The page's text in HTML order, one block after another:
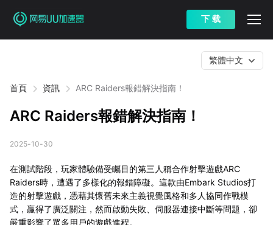
下 载
首頁 資訊 ARC Raiders報錯解決指南！
繁體中文
ARC Raiders報錯解決指南！
2025-10-30
在測試階段，玩家體驗備受矚目的第三人稱合作射擊遊戲ARC
Raiders時，遭遇了多樣化的報錯障礙。這款由Embark Studios打
造的射擊遊戲，憑藉其懷舊未來主義視覺風格和多人協同作戰模
式，贏得了廣泛關注，然而啟動失敗、伺服器連接中斷等問題，卻
嚴重影響了眾多用戶的遊戲進程。